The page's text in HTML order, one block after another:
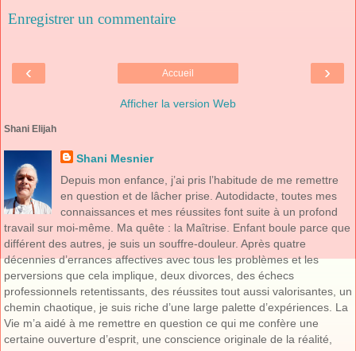
Enregistrer un commentaire
‹ ›
Accueil
Afficher la version Web
Shani Elijah
Shani Mesnier
Depuis mon enfance, j’ai pris l’habitude de me remettre
en question et de lâcher prise. Autodidacte, toutes mes
connaissances et mes réussites font suite à un profond
travail sur moi-même. Ma quête : la Maîtrise. Enfant boule parce que
différent des autres, je suis un souffre-douleur. Après quatre
décennies d’errances affectives avec tous les problèmes et les
perversions que cela implique, deux divorces, des échecs
professionnels retentissants, des réussites tout aussi valorisantes, un
chemin chaotique, je suis riche d’une large palette d’expériences. La
Vie m’a aidé à me remettre en question ce qui me confère une
certaine ouverture d’esprit, une conscience originale de la réalité,